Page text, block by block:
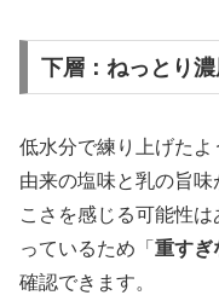
下層：ねっとり濃
低水分で練り上げたよ
由来の塩味と乳の旨
こさを感じる可能性
っているため「 重すぎ
確認できます。